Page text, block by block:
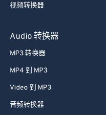
视频转换器
Audio 转换器
MP3 转换器
MP4 到 MP3
Video 到 MP3
音频转换器